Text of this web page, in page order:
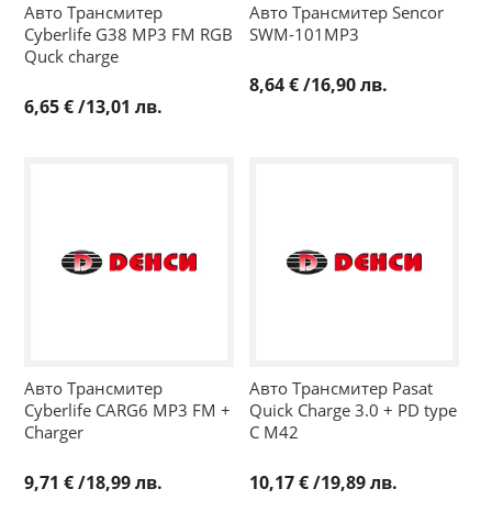
Авто Трансмитер
Cyberlife G38 MP3 FM RGB
Quck charge
6,65 €/13,01 лв.
Авто Трансмитер Sencor
SWM-101MP3
8,64 €/16,90 лв.
Авто Трансмитер
Cyberlife CARG6 MP3 FM +
Charger
9,71 €/18,99 лв.
Авто Трансмитер Pasat
Quick Charge 3.0 + PD type
C M42
10,17 €/19,89 лв.